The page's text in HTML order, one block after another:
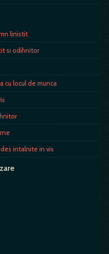
linistit
si odihnitor
cu locul de munca
intalnite in vis